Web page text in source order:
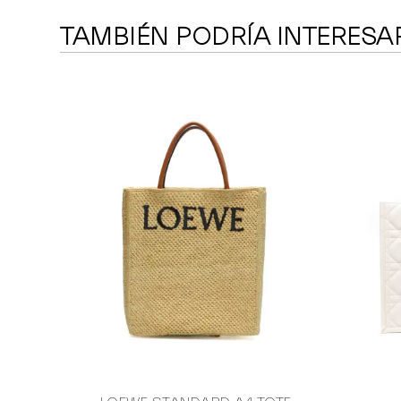
TAMBIÉN PODRÍA